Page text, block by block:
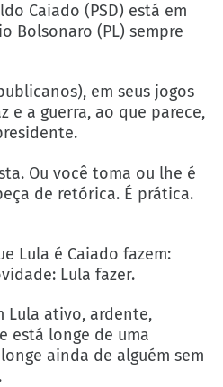
Caiado (PSD) está em
Bolsonaro (PL) sempre
em seus jogos
e a guerra, ao que parece,
Ou você toma ou lhe é
de retórica. É prática.
Lula é Caiado fazem:
Lula fazer.
Lula ativo, ardente,
está longe de uma
ainda de alguém sem